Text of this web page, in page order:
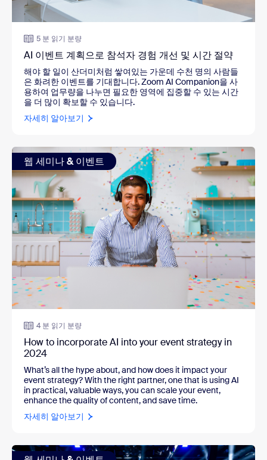
5 분 읽기 분량
AI 이벤트 계획으로 참석자 경험 개선 및 시간 절약
해야 할 일이 산더미처럼 쌓여있는 가운데 수천 명의 사람들
은 화려한 이벤트를 기대합니다. Zoom AI Companion을 사
용하여 업무량을 나누면 필요한 영역에 집중할 수 있는 시간
을 더 많이 확보할 수 있습니다.
자세히 알아보기
웹 세미나 & 이벤트
4 분 읽기 분량
How to incorporate AI into your event strategy in
2024
What’s all the hype about, and how does it impact your
event strategy? With the right partner, one that is using AI
in practical, valuable ways, you can scale your event,
enhance the quality of content, and save time.
자세히 알아보기